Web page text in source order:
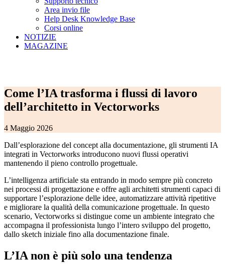
Area invio file
Help Desk Knowledge Base
Corsi online
NOTIZIE
MAGAZINE
Come l’IA trasforma i flussi di lavoro
dell’architetto in Vectorworks
4 Maggio 2026
Dall’esplorazione del concept alla documentazione, gli strumenti IA
integrati in Vectorworks introducono nuovi flussi operativi
mantenendo il pieno controllo progettuale.
L’intelligenza artificiale sta entrando in modo sempre più concreto
nei processi di progettazione e offre agli architetti strumenti capaci di
supportare l’esplorazione delle idee, automatizzare attività ripetitive
e migliorare la qualità della comunicazione progettuale. In questo
scenario, Vectorworks si distingue come un ambiente integrato che
accompagna il professionista lungo l’intero sviluppo del progetto,
dallo sketch iniziale fino alla documentazione finale.
L’IA non è più solo una tendenza